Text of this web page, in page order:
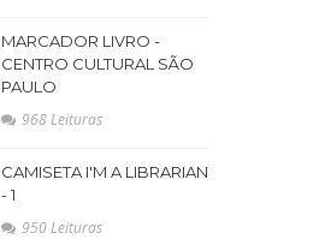
MARCADOR LIVRO -
CENTRO CULTURAL SÃO
PAULO
968 Leituras
CAMISETA I'M A LIBRARIAN
- 1
950 Leituras